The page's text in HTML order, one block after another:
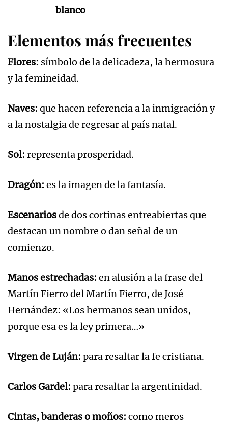
blanco
Elementos más frecuentes
Flores: símbolo de la delicadeza, la hermosura
y la femineidad.
Naves: que hacen referencia a la inmigración y
a la nostalgia de regresar al país natal.
Sol: representa prosperidad.
Dragón: es la imagen de la fantasía.
Escenariosde dos cortinas entreabiertas que
destacan un nombre o dan señal de un
comienzo.
Manos estrechadas: en alusión a la frase del
Martín Fierro del Martín Fierro, de José
Hernández: «Los hermanos sean unidos,
porque esa es la ley primera…»
Virgen de Luján: para resaltar la fe cristiana.
Carlos Gardel: para resaltar la argentinidad.
Cintas, banderas o moños: como meros